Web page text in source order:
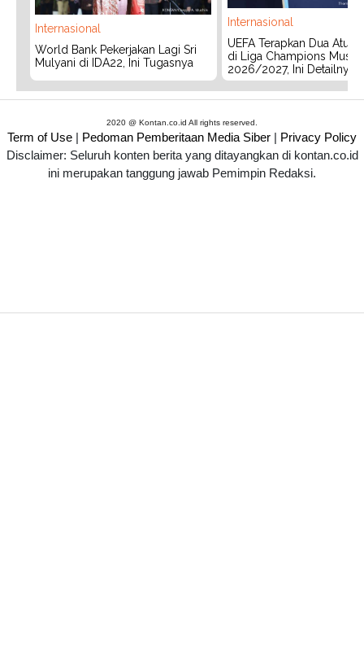
Internasional
World Bank Pekerjakan Lagi Sri
Mulyani di IDA22, Ini Tugasnya
Internasional
UEFA Terapkan Dua
di Liga Champions Musim
2026/2027, Ini Detailnya
2020 @ Kontan.co.id All rights reserved.
Term of Use | Pedoman Pemberitaan Media Siber | Privacy Policy
Disclaimer: Seluruh konten berita yang ditayangkan di kontan.co.id
ini merupakan tanggung jawab Pemimpin Redaksi.